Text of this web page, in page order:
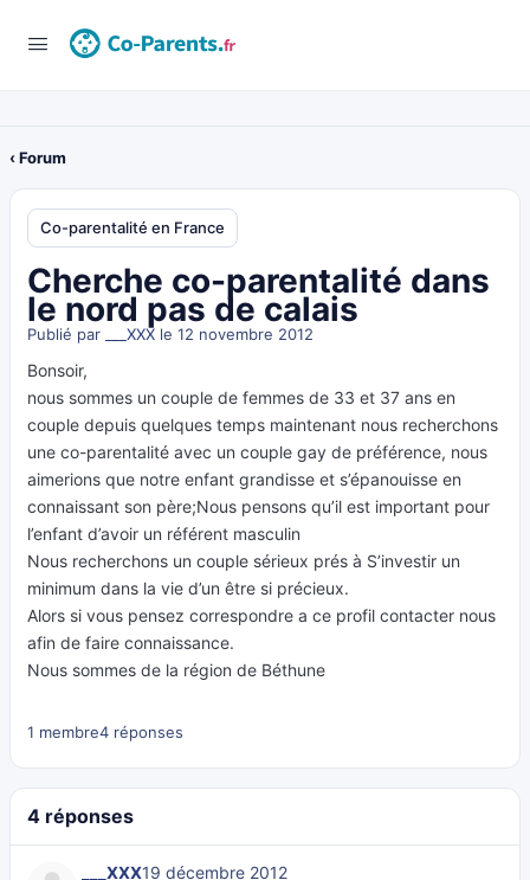
‹ Forum
Co-parentalité en France
Cherche co-parentalité dans
le nord pas de calais
Publié par ___XXX le 12 novembre 2012
Bonsoir,
nous sommes un couple de femmes de 33 et 37 ans en
couple depuis quelques temps maintenant nous recherchons
une co-parentalité avec un couple gay de préférence, nous
aimerions que notre enfant grandisse et s’épanouisse en
connaissant son père;Nous pensons qu’il est important pour
l’enfant d’avoir un référent masculin
Nous recherchons un couple sérieux prés à S’investir un
minimum dans la vie d’un être si précieux.
Alors si vous pensez correspondre a ce profil contacter nous
afin de faire connaissance.
Nous sommes de la région de Béthune
1 membre4 réponses
4 réponses
___XXX19 décembre 2012